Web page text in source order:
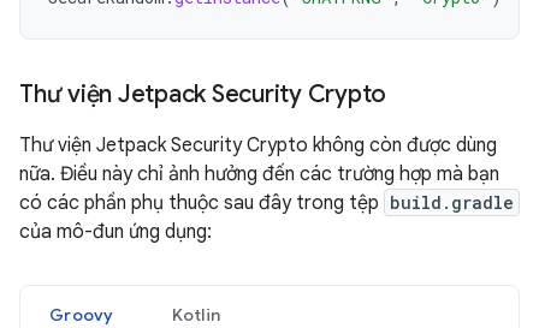
Thư viện Jetpack Security Crypto
Thư viện Jetpack Security Crypto không còn được dùng
nữa. Điều này chỉ ảnh hưởng đến các trường hợp mà bạn
có các phần phụ thuộc sau đây trong tệp build.gradle
của mô-đun ứng dụng:
Groovy Kotlin